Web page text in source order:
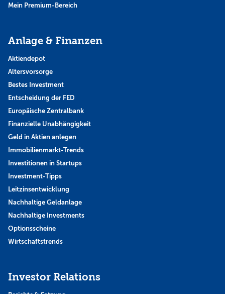
Mein Premium-Bereich
Anlage & Finanzen
Aktiendepot
Altersvorsorge
Bestes Investment
Entscheidung der FED
Europäische Zentralbank
Finanzielle Unabhängigkeit
Geld in Aktien anlegen
Immobilienmarkt-Trends
Investitionen in Startups
Investment-Tipps
Leitzinsentwicklung
Nachhaltige Geldanlage
Nachhaltige Investments
Optionsscheine
Wirtschaftstrends
Investor Relations